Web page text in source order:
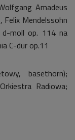
Amadeus
Mendelssohn
moll op. 114 na
C-dur op.11
basethorn);
Radiowa;